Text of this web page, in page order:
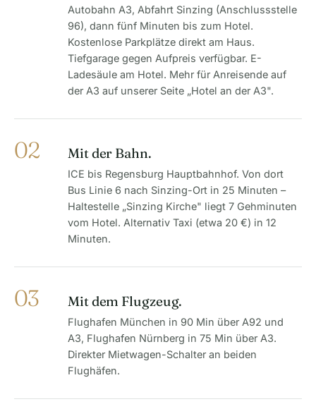
Autobahn A3, Abfahrt Sinzing (Anschlussstelle
96), dann fünf Minuten bis zum Hotel.
Kostenlose Parkplätze direkt am Haus.
Tiefgarage gegen Aufpreis verfügbar. E-
Ladesäule am Hotel. Mehr für Anreisende auf
der A3 auf unserer Seite „Hotel an der A3".
02 Mit der Bahn.
ICE bis Regensburg Hauptbahnhof. Von dort
Bus Linie 6 nach Sinzing-Ort in 25 Minuten –
Haltestelle „Sinzing Kirche" liegt 7 Gehminuten
vom Hotel. Alternativ Taxi (etwa 20 €) in 12
Minuten.
03 Mit dem Flugzeug.
Flughafen München in 90 Min über A92 und
A3, Flughafen Nürnberg in 75 Min über A3.
Direkter Mietwagen-Schalter an beiden
Flughäfen.